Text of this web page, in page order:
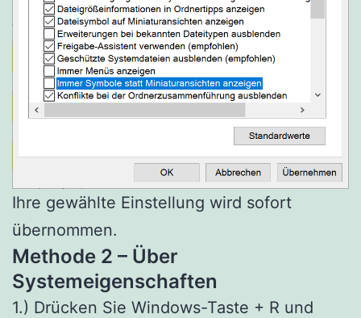
Ihre gewählte Einstellung wird sofort
übernommen.
Methode 2 – Über
Systemeigenschaften
1.) Drücken Sie Windows-Taste + R und